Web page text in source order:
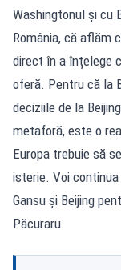
Washingtonul și cu
România, că aflăm
direct în a înțelege
oferă. Pentru că la
deciziile de la
metaforă, este o
Europa trebuie să
isterie. Voi
Gansu și Beijing
Păcuraru.